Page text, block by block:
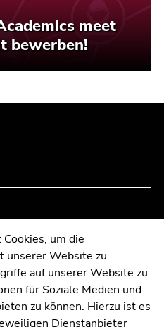
meet
bewerben!
um die
unserer Website zu
auf unserer Website zu
für Soziale Medien und
zu können. Hierzu ist es
Dienstanbieter